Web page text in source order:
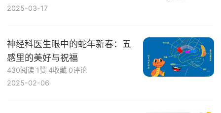
2025-03-17
神经科医生眼中的蛇年新春：五
感里的美好与祝福
430阅读 1赞 4收藏 0评论
2025-02-06